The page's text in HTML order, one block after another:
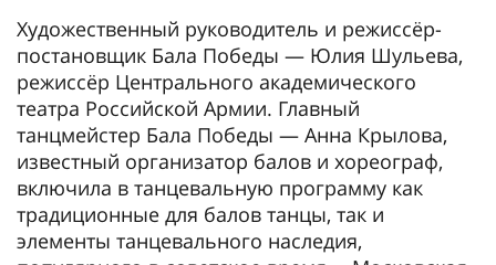
Художественный руководитель и режиссёр-
постановщик Бала Победы — Юлия Шульева,
режиссёр Центрального академического
театра Российской Армии. Главный
танцмейстер Бала Победы — Анна Крылова,
известный организатор балов и хореограф,
включила в танцевальную программу как
традиционные для балов танцы, так и
элементы танцевального наследия,